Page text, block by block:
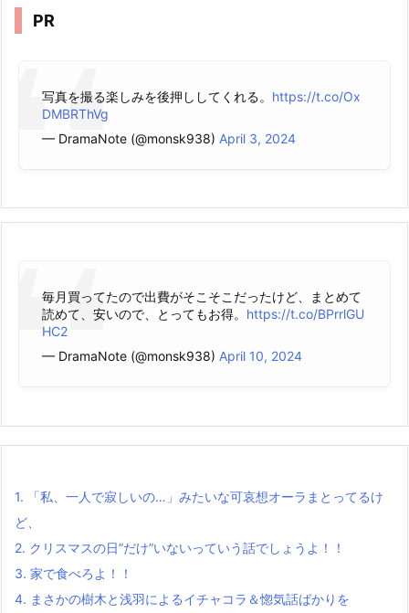
PR
写真を撮る楽しみを後押ししてくれる。 https://t.co/Ox
DMBRThVg
— DramaNote (@monsk938) April 3, 2024
毎月買ってたので出費がそこそこだったけど、まとめて
読めて、安いので、とってもお得。 https://t.co/BPrrlGU
HC2
— DramaNote (@monsk938) April 10, 2024
1. 「私、一人で寂しいの…」みたいな可哀想オーラまとってるけ
ど、
2. クリスマスの日”だけ”いないっていう話でしょうよ！！
3. 家で食べろよ！！
4. まさかの樹木と浅羽によるイチャコラ＆惚気話ばかりを